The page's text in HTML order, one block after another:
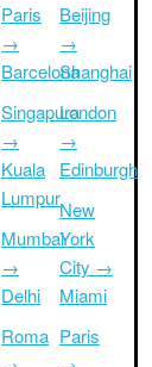
Paris
→
Barcelona
Singapura
→
Kuala
Lumpur
Mumbai
→
Delhi
Roma
Beijing
→
Shanghai
London
→
Edinburgh
New
York
City →
Miami
Paris